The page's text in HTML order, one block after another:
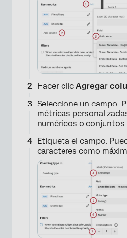
Hacer clic Agregar
Seleccione un campo.
métricas
numéricos o conjuntos
Etiqueta el campo.
caracteres como